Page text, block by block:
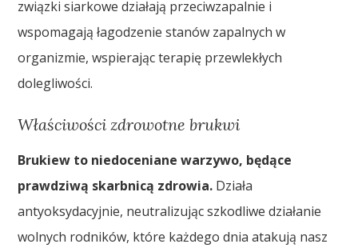
związki siarkowe działają przeciwzapalnie i
wspomagają łagodzenie stanów zapalnych w
organizmie, wspierając terapię przewlekłych
dolegliwości.
Właściwości zdrowotne brukwi
Brukiew to niedoceniane warzywo, będące
prawdziwą skarbnicą zdrowia. Działa
antyoksydacyjnie, neutralizując szkodliwe działanie
wolnych rodników, które każdego dnia atakują nasz